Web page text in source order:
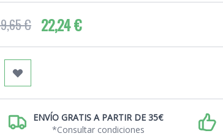
€ 22,24 €
ENVÍO GRATIS A PARTIR DE 35€
*Consultar condiciones